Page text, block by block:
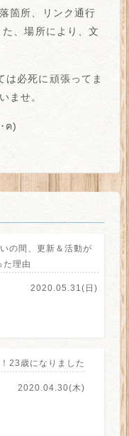
箇所、リンク通行
た、場所により、 文
は必死に頑張ってま
ませ。
ฅ)
の間、更新＆活動が
た理由
2020.05.31(日)
23歳になりました
2020.04.30(木)